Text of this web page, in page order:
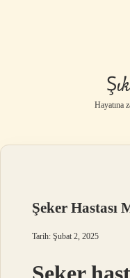
Hayatına
Şeker
Tarih: Şubat 2, 2025